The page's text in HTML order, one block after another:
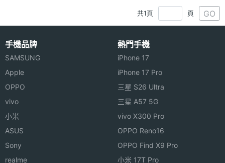
共1頁 頁 GO
手機品牌
SAMSUNG
Apple
OPPO
vivo
小米
ASUS
Sony
realme
熱門手機
iPhone 17
iPhone 17 Pro
三星 S26 Ultra
三星 A57 5G
vivo X300 Pro
OPPO Reno16
OPPO Find X9 Pro
小米 17T Pro